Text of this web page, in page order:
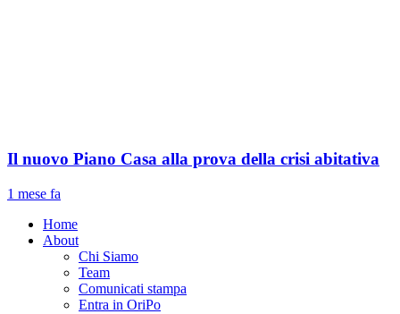
Il nuovo Piano Casa alla prova della crisi abitativa
1 mese fa
Home
About
Chi Siamo
Team
Comunicati stampa
Entra in OriPo